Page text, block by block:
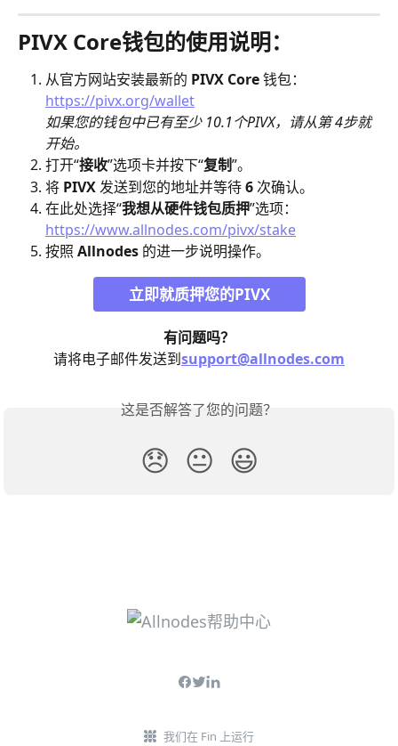
PIVX Core钱包的使用说明：
从官方网站安装最新的 PIVX Core 钱包：
https://pivx.org/wallet
如果您的钱包中已有至少 10.1个PIVX，请从第 4步就
开始。
打开“接收”选项卡并按下“复制”。
将 PIVX 发送到您的地址并等待 6 次确认。
在此处选择“我想从硬件钱包质押”选项：
https://www.allnodes.com/pivx/stake
按照 Allnodes 的进一步说明操作。
立即就质押您的PIVX
有问题吗？
请将电子邮件发送到support@allnodes.com
这是否解答了您的问题？
😞 😐 😃
我们在 Fin 上运行